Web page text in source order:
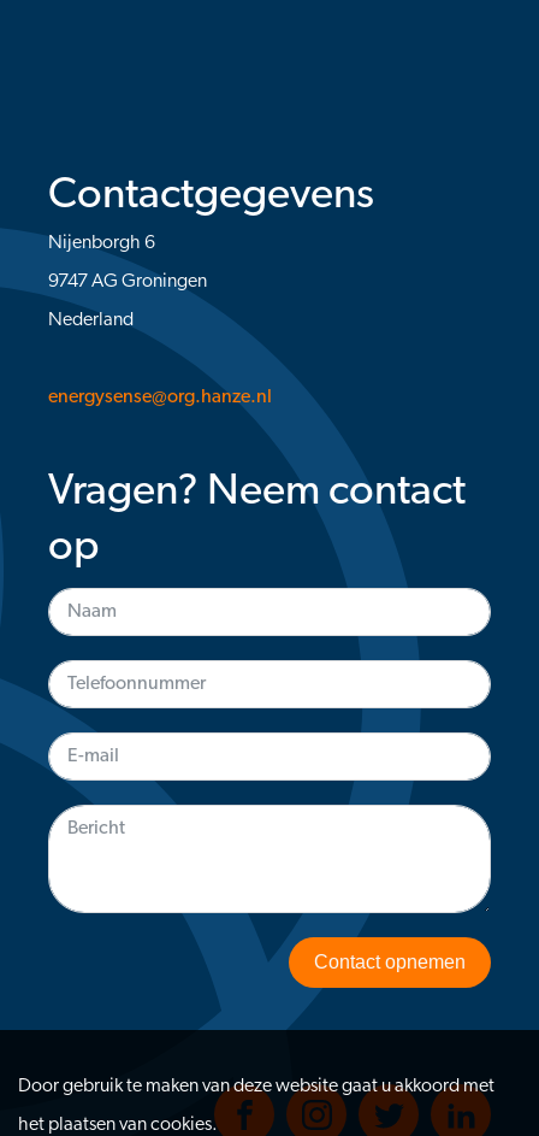
Contactgegevens
Nijenborgh 6
9747 AG Groningen
Nederland
energysense@org.hanze.nl
Vragen? Neem contact
op
Contact opnemen
Door gebruik te maken van deze website gaat u akkoord met
het plaatsen van cookies.